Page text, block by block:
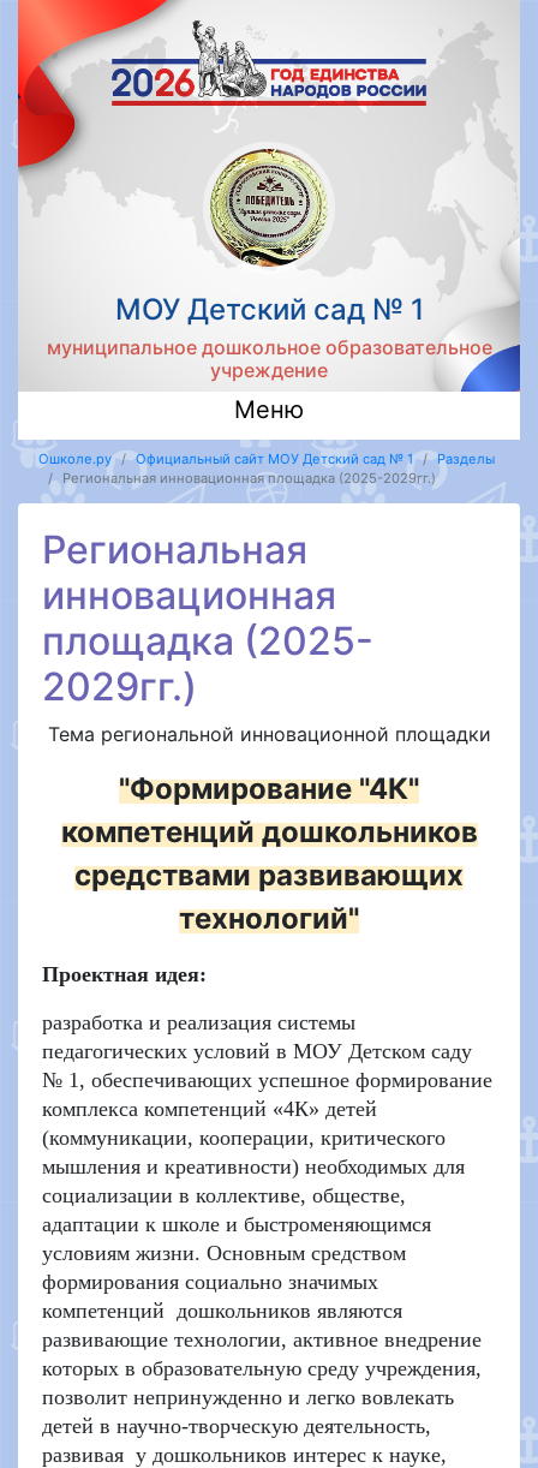
МОУ Детский сад № 1
муниципальное дошкольное образовательное
учреждение
Меню
Ошколе.ру Официальный сайт МОУ Детский сад № 1
Разделы
Региональная инновационная площадка (2025-2029гг.)
Региональная
инновационная
площадка (2025-
2029гг.)
Тема региональной инновационной площадки
"Формирование "4К"
компетенций дошкольников
средствами развивающих
технологий"
Проектная идея:
разработка и реализация системы
педагогических условий в МОУ Детском саду
№ 1 , обеспечивающих успешное формирование
комплекса компетенций «4К» детей
(коммуникации, кооперации, критического
мышления и креативности) необходимых для
социализации в коллективе, обществе,
адаптации к школе и быстроменяющимся
условиям жизни. Основным средством
формирования социально значимых
компетенций дошкольников являются
развивающие технологии, активное внедрение
которых в образовательную среду учреждения,
позволит непринужденно и легко вовлекать
детей в научно-творческую деятельность,
развивая у дошкольников интерес к науке,